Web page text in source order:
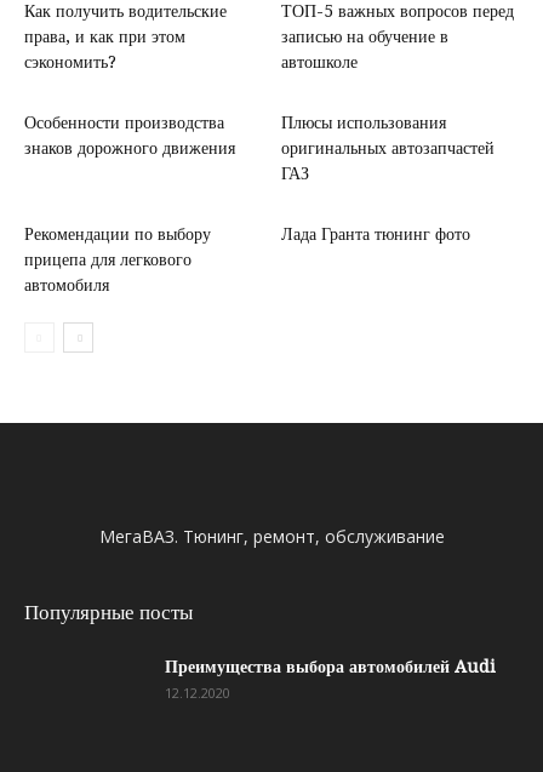
Как получить водительские
права, и как при этом
сэкономить?
ТОП-5 важных вопросов перед
записью на обучение в
автошколе
Особенности производства
знаков дорожного движения
Плюсы использования
оригинальных автозапчастей
ГАЗ
Рекомендации по выбору
прицепа для легкового
автомобиля
Лада Гранта тюнинг фото
МегаВАЗ. Тюнинг, ремонт, обслуживание
Популярные посты
Преимущества выбора автомобилей Audi
12.12.2020